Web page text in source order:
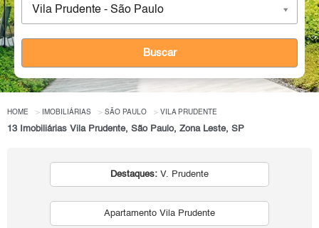
Vila Prudente - São Paulo
Buscar
HOME IMOBILIÁRIAS SÃO PAULO VILA PRUDENTE
13 Imobiliárias Vila Prudente, São Paulo, Zona Leste, SP
Destaques: V. Prudente
Apartamento Vila Prudente